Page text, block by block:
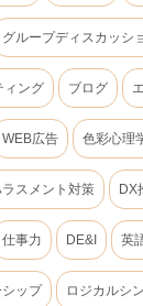
グループディスカッシ
ィング ブログ
WEB広告 色彩心理
スメント対策 DX
仕事力 DE&I 英
シップ ロジカルシ